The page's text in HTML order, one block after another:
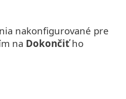
nakonfigurované pre
na Dokončiťho